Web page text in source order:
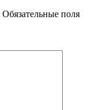
Обязательные поля